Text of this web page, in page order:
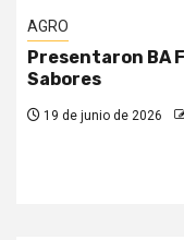
AGRO
Presentaron BA
Sabores
19 de junio de 2026